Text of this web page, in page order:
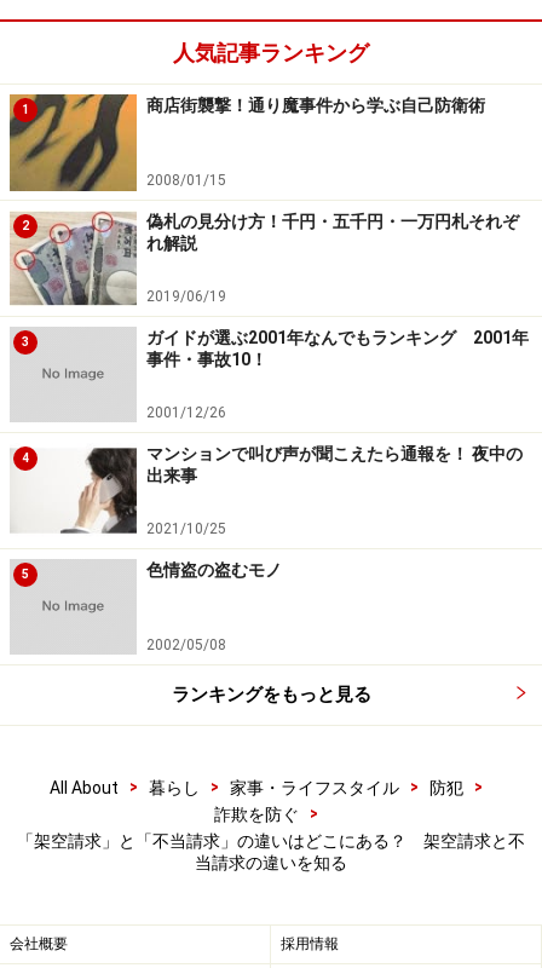
せん。こうした情報を公開することは、「もろ刃の剣」
つまり、情報を逆手にとった悪質な行為を招きかねない
という危険性も含んでいることは否めません。しかし、
当サイトでは、あくまでも正直な消費者、本当に「無料
と思って利用したのに、不当な請求を受けた」という人
たちに、不当請求に屈しないようにお伝えするもので
す。
その2）「『有料サイト』を利用したことがある」場合
1．有料サイトを利用したことがあり、そのサイトから
の請求であっても、あらかじめ合意した内容の請求であ
ければ、具体的に請求の明細などを知らせるように要求
して、不当であれば、その支払いに応じてはいけませ
2．調査料・事務手数料・遅延損害金などについては、
たとえ正当な利用料金に加えて調査料や事務手数料、遅
延損害金などの請求があったとしても、消費者契約法９
条２号により、「年14.6％を越える金利」を払う必要は
るところであるかどうか、確認しましょう。
債権譲渡がされたとか、債権回収業者を名乗って支払
いを要求してくることがありますが、「債権譲渡」の場
けたと称する者に支払う必要はありません（民法第468
人気記事ランキング
1 商店街襲撃！通り魔事件から学ぶ自己防衛術
2008/01/15
2
偽札の見分け方！千円・五千円・一万円札それぞ
れ解説
2019/06/19
3
ガイドが選ぶ2001年なんでもランキング 2001年
事件・事故10！
2001/12/26
4
マンションで叫び声が聞こえたら通報を！ 夜中の
出来事
2021/10/25
5 色情盗の盗むモノ
2002/05/08
ランキングをもっと見る
All About > 暮らし > 家事・ライフスタイル > 防犯
>
詐欺を防ぐ
>
「架空請求」と「不当請求」の違いはどこにある？ 架空請求と不
当請求の違いを知る
会社概要 採用情報